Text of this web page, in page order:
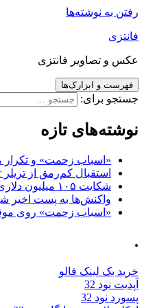
رفتن به نوشته‌ها
فانتزی
عکس و تصاویر فانتزی
فهرست و ابزارک‌ها
جستجو برای:
نوشته‌های تازه
«اسباب زحمت» و تکرار موقعیت
استقبال کم‌رمق از تریلر Digger؛ زنگ خطر برای فیلم جدید تام کروز و برادران وارنر
شکایت ۱۰۵ میلیون دلاری از نتفلیکس؛ هارددیسک حاوی فیلم جدید نیکلاس کیج به سرقت رفت
واکنش‌ها به پست اخیر
«اسباب زحمت» روی موقعیت
.
خرید بک لینک فالو
آپدیت نود 32
پسورد نود 32